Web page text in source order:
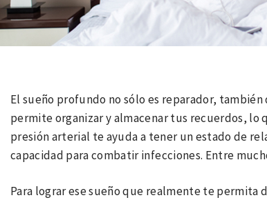
El sueño profundo no sólo es reparador,
permite organizar y almacenar tus recuerdos, lo
presión arterial te ayuda a tener un estado de
capacidad para combatir infecciones. Entre
Para lograr ese sueño que realmente te permita